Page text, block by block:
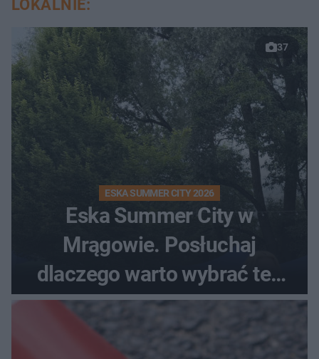
LOKALNIE:
37
ESKA SUMMER CITY 2026
Eska Summer City w
Mrągowie. Posłuchaj
dlaczego warto wybrać ten
kierunek na urlop!